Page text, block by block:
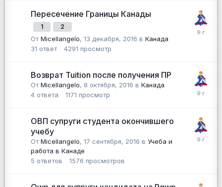
Пересечение Границы Канады
1 2
ОтMicellangelo, 13 декабря, 2016 в Канада
31 ответ 4291 просмотр
Возврат Tuition после получения ПР
ОтMicellangelo, 8 октября, 2016 в Канада
4 ответа 1171 просмотр
ОВП супруги студента окончившего
учебу
ОтMicellangelo, 17 сентября, 2016 в Учеба и
работа в Канаде
5 ответов 1576 просмотров